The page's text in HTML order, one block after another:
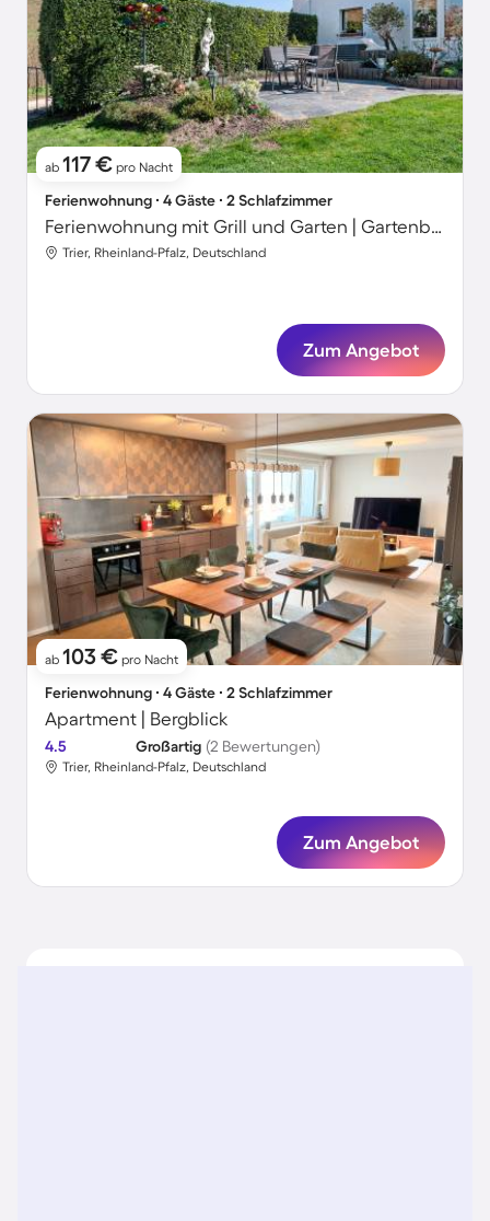
ab 117 € pro Nacht
Ferienwohnung ∙ 4 Gäste ∙ 2 Schlafzimmer
Ferienwohnung mit Grill und Garten | Gartenblick
Trier, Rheinland-Pfalz, Deutschland
Zum Angebot
ab 103 € pro Nacht
Ferienwohnung ∙ 4 Gäste ∙ 2 Schlafzimmer
Apartment | Bergblick
4.5 Großartig (2 Bewertungen)
Trier, Rheinland-Pfalz, Deutschland
Zum Angebot